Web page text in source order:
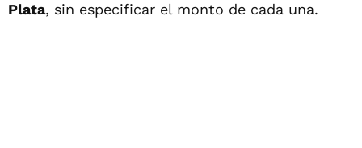
Plata, sin especificar el monto de cada una.